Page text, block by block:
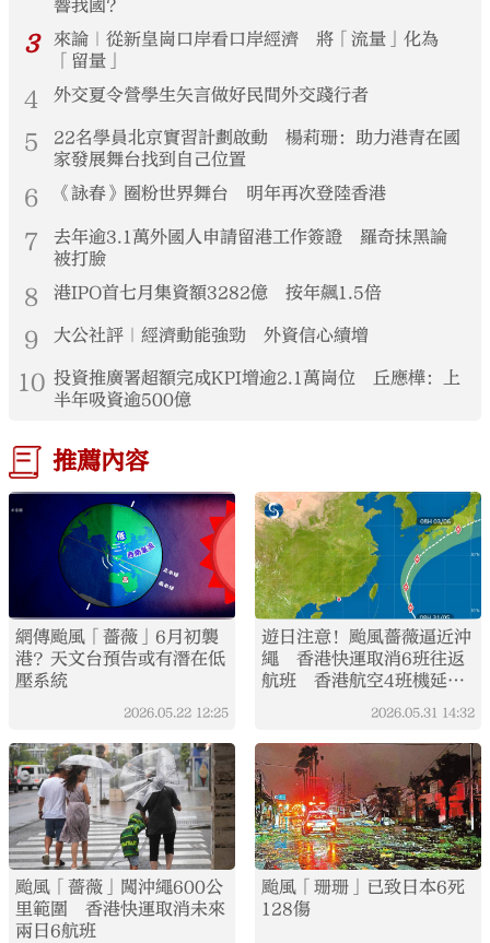
響我國？
3
來論｜從新皇崗口岸看口岸經濟 將「流量」化為
「留量」
4 外交夏令營學生矢言做好民間外交踐行者
5
22名學員北京實習計劃啟動 楊莉珊：助力港青在國
家發展舞台找到自己位置
6 《詠春》圈粉世界舞台 明年再次登陸香港
7
去年逾3.1萬外國人申請留港工作簽證 羅奇抹黑論
被打臉
8 港IPO首七月集資額3282億 按年飆1.5倍
9 大公社評｜經濟動能強勁 外資信心續增
10 投資推廣署超額完成KPI增逾2.1萬崗位 丘應樺：上
半年吸資逾500億
推薦內容
網傳颱風「薔薇」6月初襲
港？天文台預告或有潛在低
壓系統
2026.05.22 12:25
遊日注意！颱風薔薇逼近沖
繩 香港快運取消6班往返
航班 香港航空4班機延後
2026.05.31 14:32
颱風「薔薇」闖沖繩600公
里範圍 香港快運取消未來
兩日6航班
颱風「珊珊」已致日本6死
128傷